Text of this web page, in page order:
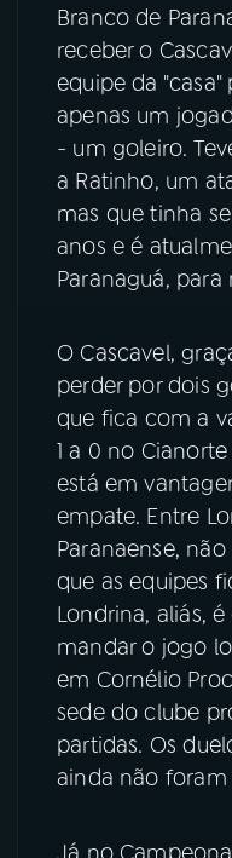
Branco de
receber o
equipe da
apenas um
- um goleiro.
a Ratinho, um
mas que tinha
anos e é
Paranaguá,
O Cascavel,
perder por dois
que fica com a
1 a 0 no
está em
empate. Entre
Paranaense,
que as equipes
Londrina, aliás,
mandar o jogo
em Cornélio
sede do clube
partidas. Os
ainda não foram